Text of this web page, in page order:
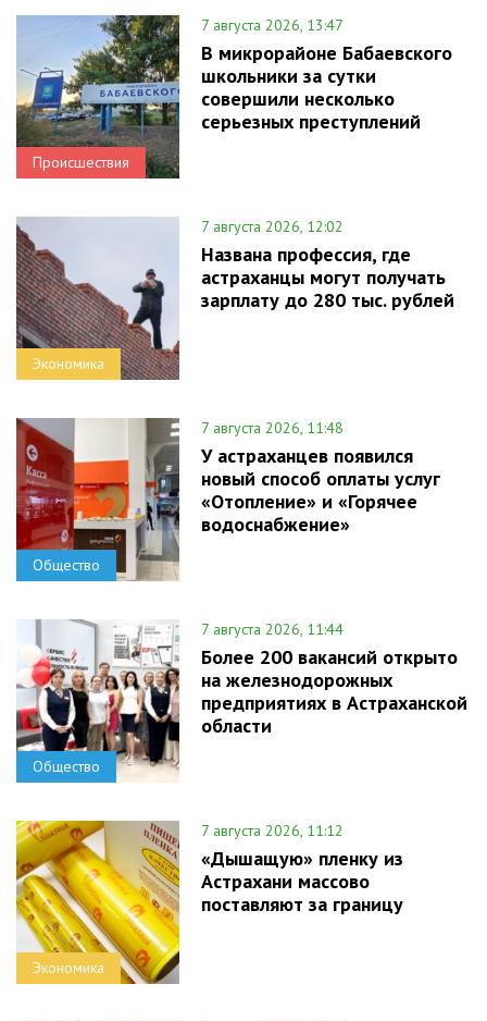
Происшествия
7 августа 2026, 13:47
В микрорайоне Бабаевского
школьники за сутки
совершили несколько
серьезных преступлений
Экономика
7 августа 2026, 12:02
Названа профессия, где
астраханцы могут получать
зарплату до 280 тыс. рублей
Общество
7 августа 2026, 11:48
У астраханцев появился
новый способ оплаты услуг
«Отопление» и «Горячее
водоснабжение»
Общество
7 августа 2026, 11:44
Более 200 вакансий открыто
на железнодорожных
предприятиях в Астраханской
области
Экономика
7 августа 2026, 11:12
«Дышащую» пленку из
Астрахани массово
поставляют за границу